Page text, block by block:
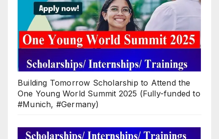
Building Tomorrow Scholarship to Attend the
One Young World Summit 2025 (Fully-funded to
#Munich, #Germany)